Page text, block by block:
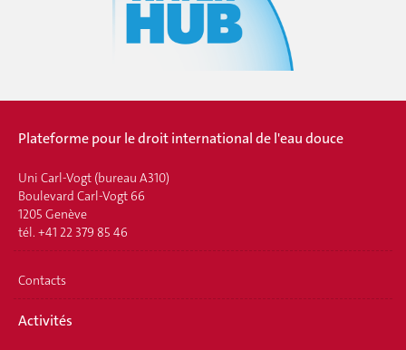
Plateforme pour le droit international de l'eau douce
Uni Carl-Vogt (bureau A310)
Boulevard Carl-Vogt 66
1205 Genève
tél. +41 22 379 85 46
Contacts
Activités